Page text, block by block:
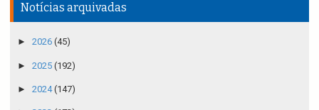
Notícias arquivadas
► 2026 (45)
► 2025 (192)
► 2024(147)